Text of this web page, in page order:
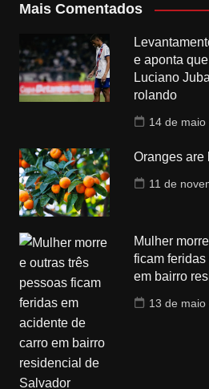
Mais Comentados
e aponta
Luciano
rolando
14 de maio
Oranges are
11 de
Mulher
ficam
em bairro
13 de maio